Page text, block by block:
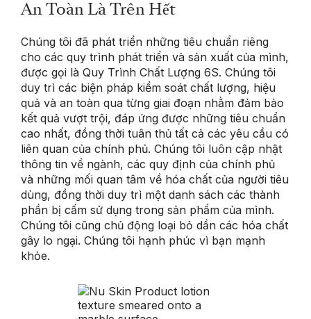
An Toàn Là Trên Hết
Chúng tôi đã phát triển những tiêu chuẩn riêng
cho các quy trình phát triển và sản xuất của mình,
được gọi là Quy Trình Chất Lượng 6S. Chúng tôi
duy trì các biện pháp kiểm soát chất lượng, hiệu
quả và an toàn qua từng giai đoạn nhằm đảm bảo
kết quả vượt trội, đáp ứng được những tiêu chuẩn
cao nhất, đồng thời tuân thủ tất cả các yêu cầu có
liên quan của chính phủ. Chúng tôi luôn cập nhật
thông tin về ngành, các quy định của chính phủ
và những mối quan tâm về hóa chất của người tiêu
dùng, đồng thời duy trì một danh sách các thành
phần bị cấm sử dụng trong sản phẩm của mình.
Chúng tôi cũng chủ động loại bỏ dần các hóa chất
gây lo ngại. Chúng tôi hạnh phúc vì bạn mạnh
khỏe.